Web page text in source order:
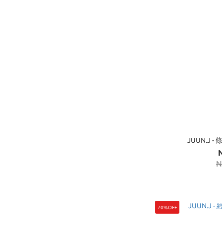
JUUN.J -
70%OFF